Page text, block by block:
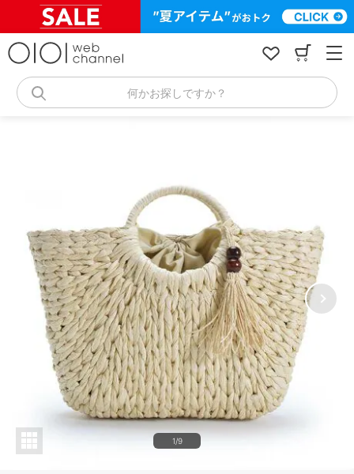
何かお探しですか？
1/9